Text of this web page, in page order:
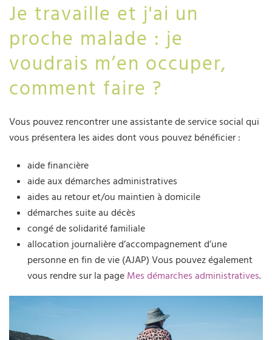
Je travaille et j'ai un
proche malade : je
voudrais m’en occuper,
comment faire ?
Vous pouvez rencontrer une assistante de service social qui
vous présentera les aides dont vous pouvez bénéficier :
aide financière
aide aux démarches administratives
aides au retour et/ou maintien à domicile
démarches suite au décès
congé de solidarité familiale
allocation journalière d’accompagnement d’une
personne en fin de vie (AJAP) Vous pouvez également
vous rendre sur la page Mes démarches administratives.